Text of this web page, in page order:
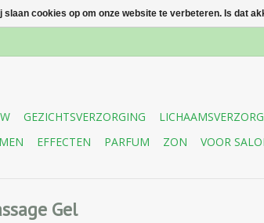
GEZICHTSVERZORGING
EFFECTEN PARFUM ZON VOOR
Gel
slaan cookies op om onze website te verbeteren. Is dat